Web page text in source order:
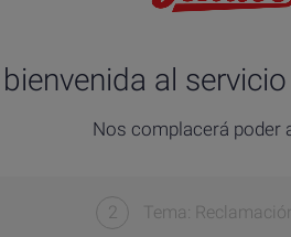
al
Nos complacerá poder
2 Tema: